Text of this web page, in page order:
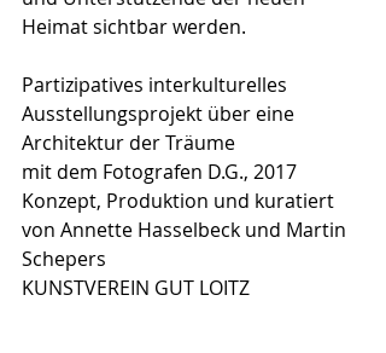
Heimat sichtbar werden.
Partizipatives interkulturelles
Ausstellungsprojekt über eine
Architektur der Träume
mit dem Fotografen D.G., 2017
Konzept, Produktion und kuratiert
von Annette Hasselbeck und Martin
Schepers
KUNSTVEREIN GUT LOITZ